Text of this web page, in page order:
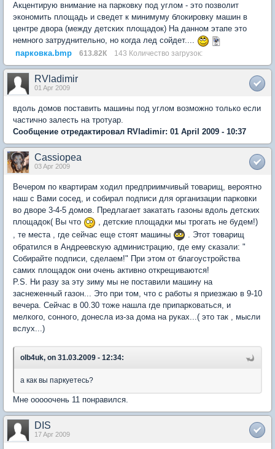
Акцентирую внимание на парковку под углом - это позволит
экономить площадь и сведет к минимуму блокировку машин в
центре двора (между детских площадок) На данном этапе это
немного затруднительно, но когда лед сойдет....
парковка.bmp
613.82К 143 Количество загрузок:
RVladimir
01 Apr 2009
вдоль домов поставить машины под углом возможно только если
частично залесть на тротуар.
Сообщение отредактировал RVladimir: 01 April 2009 - 10:37
Cassiopea
03 Apr 2009
Вечером по квартирам ходил предприимчивый товарищ, вероятно
наш с Вами сосед, и собирал подписи для организации парковки
во дворе 3-4-5 домов. Предлагает закатать газоны вдоль детских
площадок( Вы что
, детские площадки мы трогать не будем!)
, те места , где сейчас еще стоят машины
. Этот товарищ
обратился в Андреевскую администрацию, где ему сказали: "
Собирайте подписи, сделаем!" При этом от благоустройства
самих площадок они очень активно открещиваются!
P.S. Ни разу за эту зиму мы не поставили машину на
заснеженный газон... Это при том, что с работы я приезжаю в 9-10
вечера. Сейчас в 00.30 тоже нашла где припарковаться, и
мелкого, сонного, донесла из-за дома на руках...( это так , мысли
вслух...)
olb4uk, on 31.03.2009 - 12:34:
а как вы паркуетесь?
Мне ооооочень 11 понравился.
DIS
17 Apr 2009